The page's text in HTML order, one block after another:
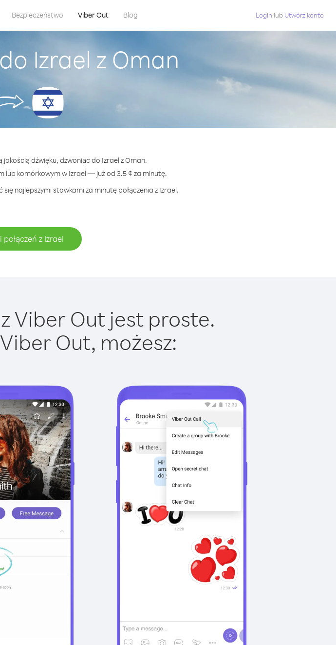
Bezpieczeństwo Viber Out Blog Login lub Utwórz konto
Izrael z Oman
dźwięku, dzwoniąc do Izrael z Oman.
lub komórkowym w Izrael — już od 3.5 ¢ za minutę.
najlepszymi stawkami za minutę połączenia z Izrael.
z Izrael
Viber Out jest proste.
Out, możesz: